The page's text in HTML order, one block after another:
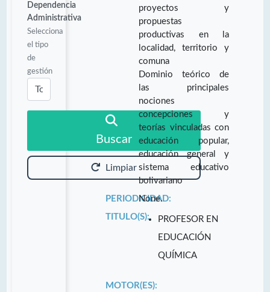
Dependencia
Administrativa
Selecciona
el tipo
de
gestión
Buscar
Limpiar
proyectos y
propuestas
productivas en la
localidad, territorio y
comuna
Dominio teórico de
las principales
nociones
concepciones y
teorías vinculadas con
educación popular,
educación general y
sistema educativo
bolivariano
PERIODICIDAD:
None.
TITULO(S):
PROFESOR EN
EDUCACIÓN
QUÍMICA
MOTOR(ES):